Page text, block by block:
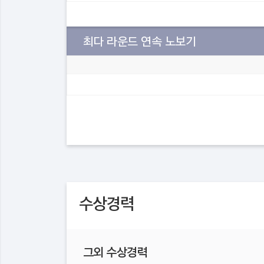
최다 라운드 연속 노보기
수상경력
그외 수상경력